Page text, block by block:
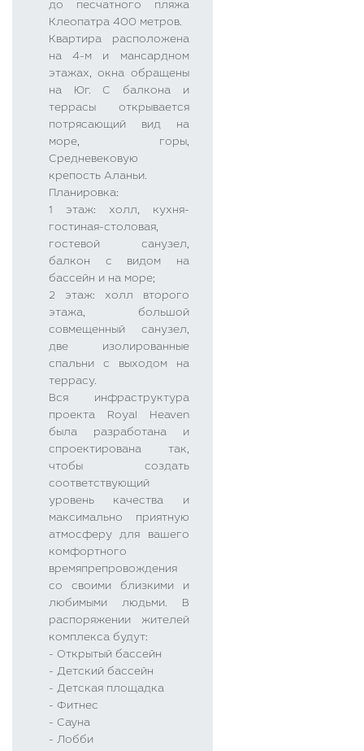
до песчатного пляжа
Клеопатра 400 метров.
Квартира расположена
на 4-м и мансардном
этажах, окна обращены
на Юг. С балкона и
террасы открывается
потрясающий вид на
море, горы,
Средневековую
крепость Аланьи.
Планировка:
1 этаж: холл, кухня-
гостиная-столовая,
гостевой санузел,
балкон с видом на
бассейн и на море;
2 этаж: холл второго
этажа, большой
совмещенный санузел,
две изолированные
спальни с выходом на
террасу.
Вся инфраструктура
проекта Royal Heaven
была разработана и
спроектирована так,
чтобы создать
соответствующий
уровень качества и
максимально приятную
атмосферу для вашего
комфортного
времяпрепровождения
со своими близкими и
любимыми людьми. В
распоряжении жителей
комплекса будут:
- Открытый бассейн
- Детский бассейн
- Детская площадка
- Фитнес
- Сауна
- Лобби